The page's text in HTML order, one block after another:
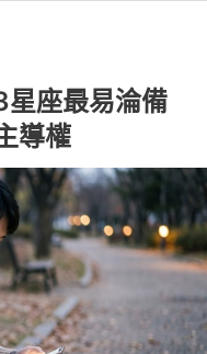
座最易淪備
導權